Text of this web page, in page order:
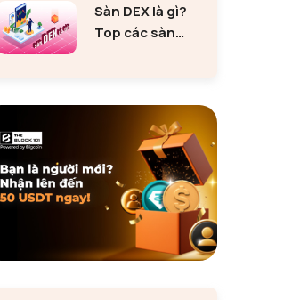
mới
Sàn DEX là gì?
Top các sàn